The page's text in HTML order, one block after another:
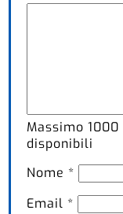
Massimo1000
disponibili
Nome *
Email *